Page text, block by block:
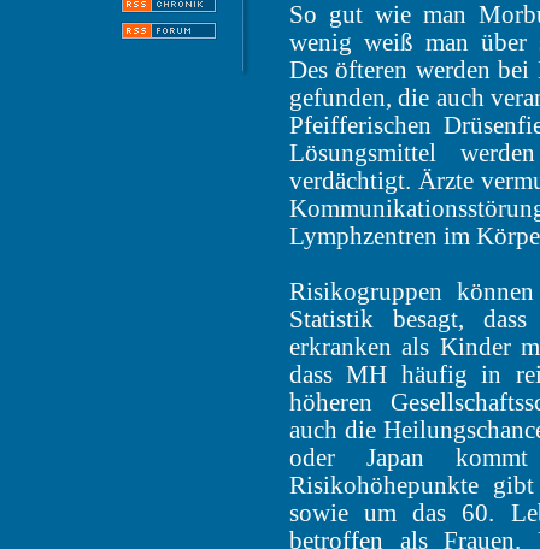
So gut wie man
wenig weiß man über
Des öfteren werden
gefunden, die auch
Pfeifferischen
Lösungsmittel
verdächtigt. Ärzte
Lymphzentren im
Risikogruppen
Statistik besagt,
erkranken als Kinder
dass MH häufig in
höheren
auch die
oder Japan
Risikohöhepunkte
sowie um das 60.
betroffen als